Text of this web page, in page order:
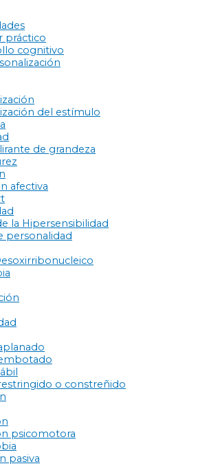
práctico
cognitivo
del estímulo
de grandeza
afectiva
la Hipersensibilidad
personalidad
o constreñido
psicomotora
pasiva